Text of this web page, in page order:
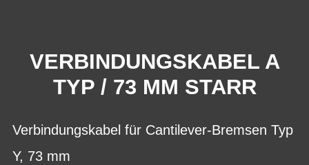
VERBINDUNGSKABEL A
TYP / 73 MM STARR
Verbindungskabel für Cantilever-Bremsen Typ
Y, 73 mm